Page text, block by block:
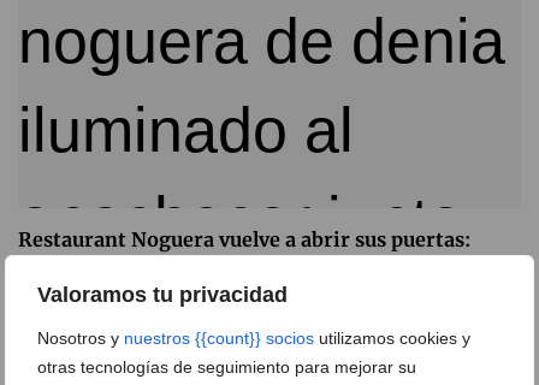
Valoramos tu privacidad
Nosotros y nuestros {{count}} socios utilizamos cookies y
otras tecnologías de seguimiento para mejorar su
Restaurant Noguera vuelve a abrir sus puertas:
nueva temporada frente al mar